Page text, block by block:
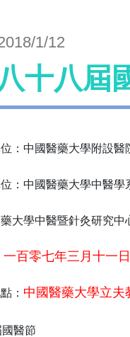
1/12
十八屆
：中國醫藥大學附設醫
：中國醫藥大學中醫學
大學中醫暨針灸研究
一百零七年三月十一日
： 中國醫藥大學立